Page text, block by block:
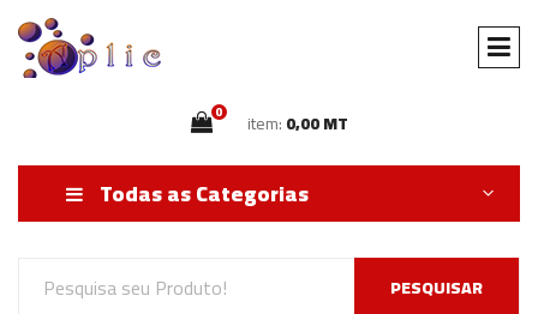
0 item:0,00 MT
Todas as Categorias
PESQUISAR